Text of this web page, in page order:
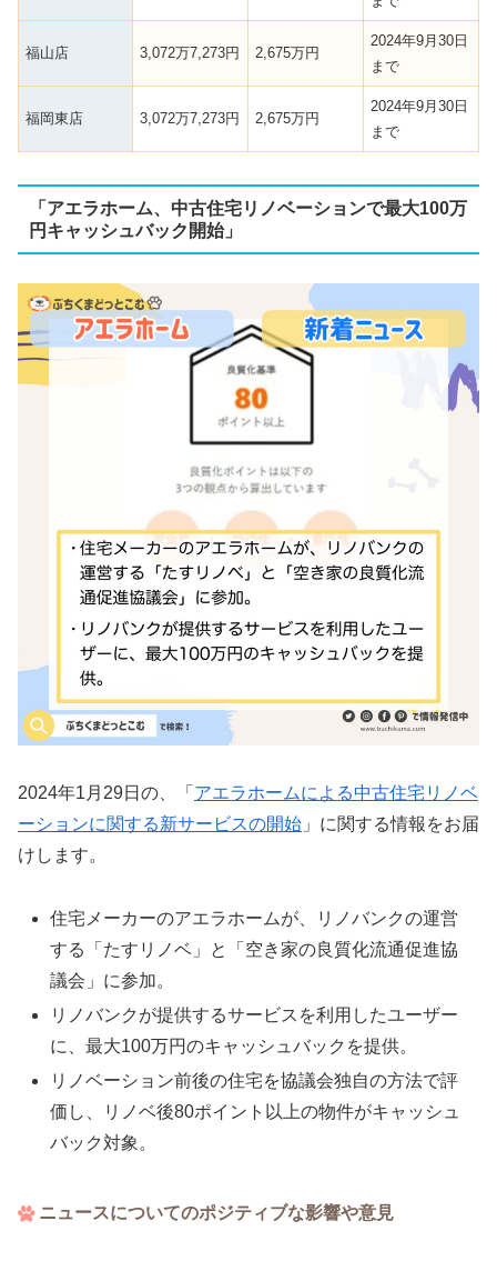
福山店 3,072万7,273円 2,675万円
2024年9月30日
まで
福岡東店 3,072万7,273円 2,675万円
2024年9月30日
まで
「アエラホーム、中古住宅リノベーションで最大100万
円キャッシュバック開始」
2024年1月29日の、「 アエラホームによる中古住宅リノベ
ーションに関する新サービスの開始 」に関する情報をお届
けします。
住宅メーカーのアエラホームが、リノバンクの運営
する「たすリノベ」と「空き家の良質化流通促進協
議会」に参加。
リノバンクが提供するサービスを利用したユーザー
に、最大100万円のキャッシュバックを提供。
リノベーション前後の住宅を協議会独自の方法で評
価し、リノベ後80ポイント以上の物件がキャッシュ
バック対象。
ニュースについてのポジティブな影響や意見